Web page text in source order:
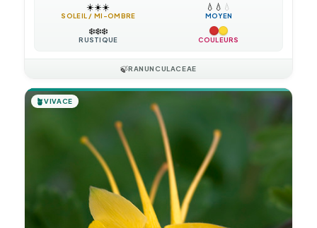
☀️☀️☀️
SOLEIL / MI-OMBRE
💧 💧 💧
MOYEN
❄️❄️❄️
RUSTIQUE COULEURS
🍃RANUNCULACEAE
🪴VIVACE